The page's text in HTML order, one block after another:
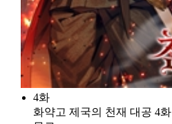
4화
화약고 제국의 천재 대공 4화